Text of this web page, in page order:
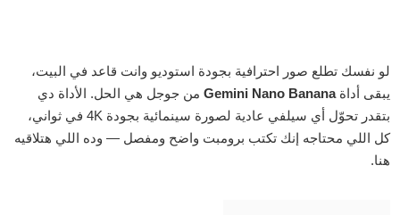
لو نفسك تطلع صور احترافية بجودة استوديو وانت قاعد في البيت،
يبقى أداةGemini Nano Banana من جوجل هي الحل. الأداة دي
بتقدر تحوّل أي سيلفي عادية لصورة سينمائية بجودة 4K في ثواني،
كل اللي محتاجه إنك تكتب برومبت واضح ومفصل — وده اللي هتلاقيه
هنا.